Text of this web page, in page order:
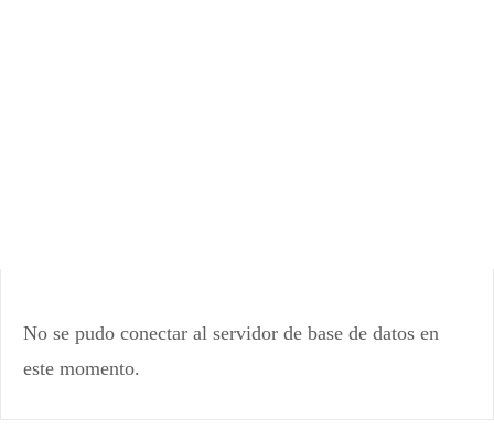
No se pudo conectar al servidor de base de datos en
este momento.